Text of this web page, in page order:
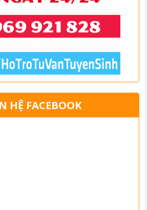
HỆ FACEBOOK